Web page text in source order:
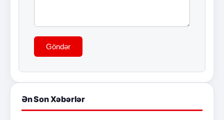
Göndər
Ən Son Xəbərlər